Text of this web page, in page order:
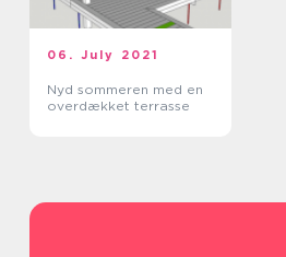
06. July 2021
Nyd sommeren med en
overdækket terrasse